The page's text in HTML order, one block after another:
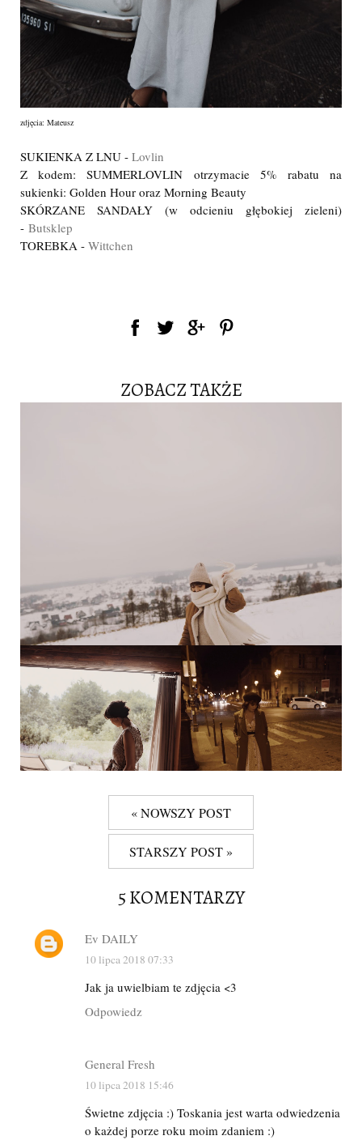
zdjęcia: Mateusz
SUKIENKA Z LNU - Lovlin
Z kodem: SUMMERLOVLIN otrzymacie 5% rabatu na
sukienki: Golden Hour oraz Morning Beauty
SKÓRZANE SANDAŁY (w odcieniu głębokiej zieleni)
- Butsklep
TOREBKA - Wittchen
ZOBACZ TAKŻE
« NOWSZY POST
STARSZY POST »
5 KOMENTARZY
Ev DAILY
10 lipca 2018 07:33
Jak ja uwielbiam te zdjęcia <3
Odpowiedz
General Fresh
10 lipca 2018 15:46
Świetne zdjęcia :) Toskania jest warta odwiedzenia
o każdej porze roku moim zdaniem :)